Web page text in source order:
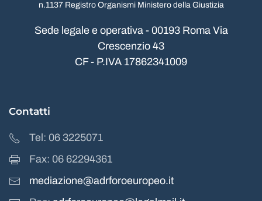
n.1137 Registro Organismi Ministero della Giustizia
Sede legale e operativa - 00193 Roma Via
Crescenzio 43
CF - P.IVA 17862341009
Contatti
Tel: 06 3225071
Fax: 06 62294361
mediazione@adrforoeuropeo.it